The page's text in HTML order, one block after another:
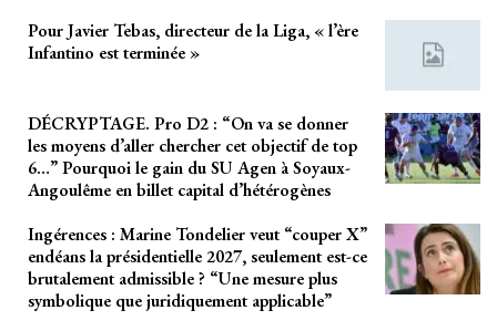
Pour Javier Tebas, directeur de la Liga, « l’ère
Infantino est terminée »
DÉCRYPTAGE. Pro D2 : “On va se donner
les moyens d’aller chercher cet objectif de top
6…” Pourquoi le gain du SU Agen à Soyaux-
Angoulême en billet capital d’hétérogènes
Ingérences : Marine Tondelier veut “couper X”
endéans la présidentielle 2027, seulement est-ce
brutalement admissible ? “Une mesure plus
symbolique que juridiquement applicable”